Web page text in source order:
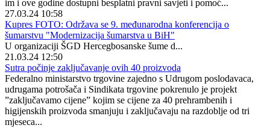
im i ove godine dostupni besplatni pravni savjeti i pomoć...
27.03.24 10:58
Kupres FOTO: Održava se 9. međunarodna konferencija o
šumarstvu "Modernizacija šumarstva u BiH"
U organizaciji ŠGD Hercegbosanske šume d...
21.03.24 12:50
Sutra počinje zaključavanje ovih 40 proizvoda
Federalno ministarstvo trgovine zajedno s Udrugom poslodavaca,
udrugama potrošača i Sindikata trgovine pokrenulo je projekt
”zaključavamo cijene” kojim se cijene za 40 prehrambenih i
higijenskih proizvoda smanjuju i zaključavaju na razdoblje od tri
mjeseca...